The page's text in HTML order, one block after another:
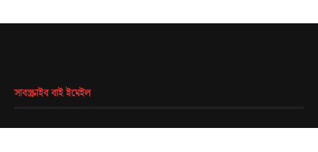
সাবস্ক্রাইব বাই ইমেইল